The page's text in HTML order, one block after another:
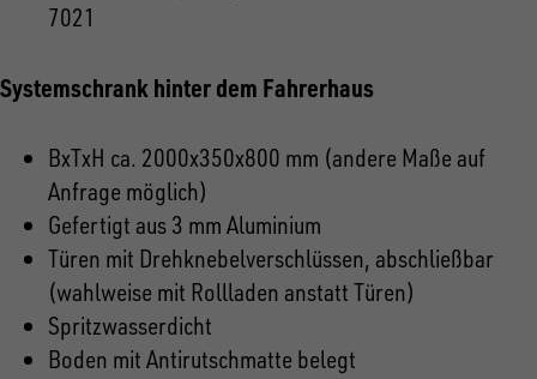
7021
Systemschrankhinter dem Fahrerhaus
BxTxH ca. 2000x350x800 mm (andere Maße auf
Anfrage möglich)
Gefertigt aus 3 mm Aluminium
Türen mit Drehknebelverschlüssen, abschließbar
(wahlweise mit Rollladen anstatt Türen)
Spritzwasserdicht
Boden mit Antirutschmatte belegt